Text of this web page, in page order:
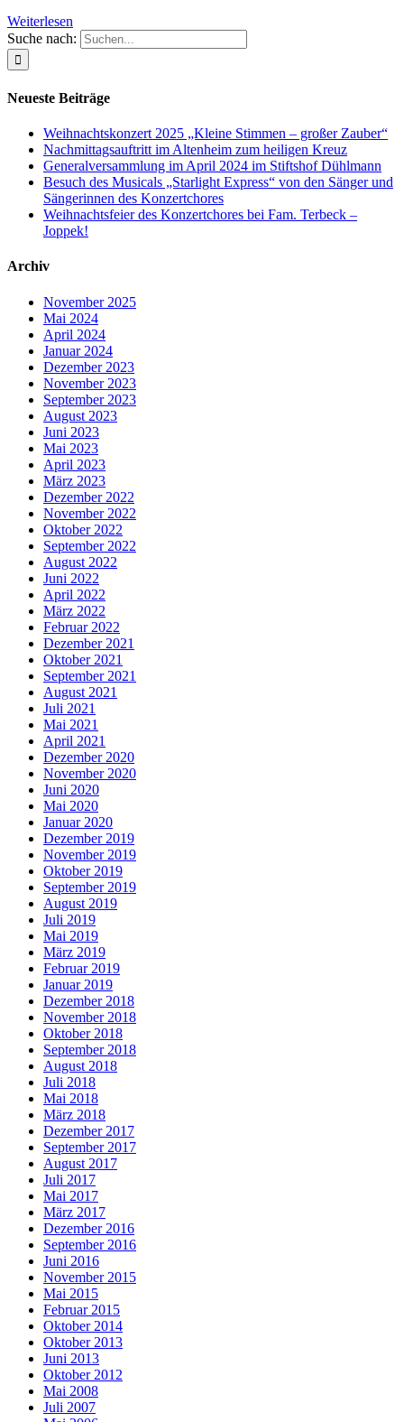
Weiterlesen
Suche nach:
Neueste Beiträge
Weihnachtskonzert 2025 „Kleine Stimmen – großer Zauber“
Nachmittagsauftritt im Altenheim zum heiligen Kreuz
Generalversammlung im April 2024 im Stiftshof Dühlmann
Besuch des Musicals „Starlight Express“ von den Sänger und
Sängerinnen des Konzertchores
Weihnachtsfeier des Konzertchores bei Fam. Terbeck –
Joppek!
Archiv
November 2025
Mai 2024
April 2024
Januar 2024
Dezember 2023
November 2023
September 2023
August 2023
Juni 2023
Mai 2023
April 2023
März 2023
Dezember 2022
November 2022
Oktober 2022
September 2022
August 2022
Juni 2022
April 2022
März 2022
Februar 2022
Dezember 2021
Oktober 2021
September 2021
August 2021
Juli 2021
Mai 2021
April 2021
Dezember 2020
November 2020
Juni 2020
Mai 2020
Januar 2020
Dezember 2019
November 2019
Oktober 2019
September 2019
August 2019
Juli 2019
Mai 2019
März 2019
Februar 2019
Januar 2019
Dezember 2018
November 2018
Oktober 2018
September 2018
August 2018
Juli 2018
Mai 2018
März 2018
Dezember 2017
September 2017
August 2017
Juli 2017
Mai 2017
März 2017
Dezember 2016
September 2016
Juni 2016
November 2015
Mai 2015
Februar 2015
Oktober 2014
Oktober 2013
Juni 2013
Oktober 2012
Mai 2008
Juli 2007